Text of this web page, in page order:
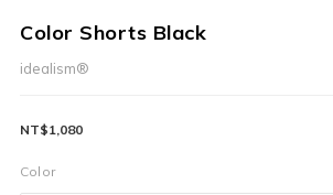
Color Shorts Black
idealism®
NT$1,080
Color